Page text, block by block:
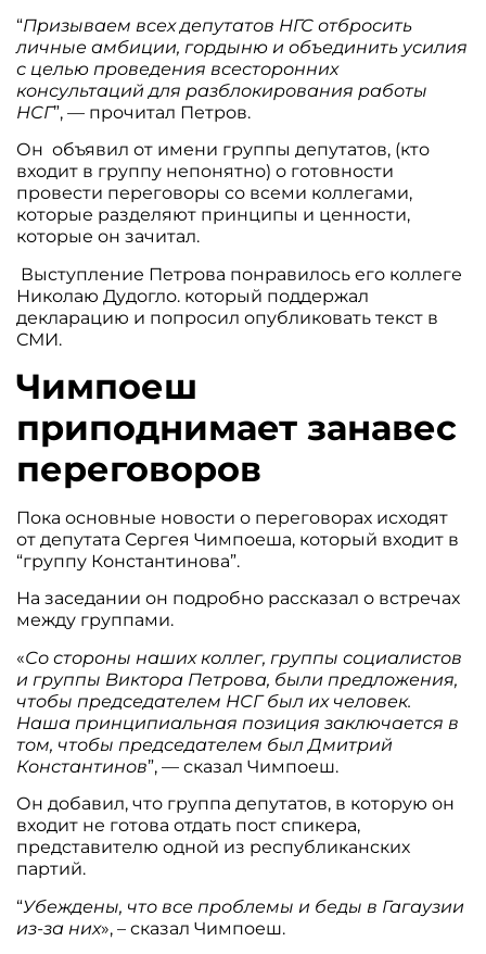
“Призываем всех депутатов НГС отбросить
личные амбиции, гордыню и объединить усилия
с целью проведения всесторонних
консультаций для разблокирования работы
НСГ”, — прочитал Петров.
Он объявил от имени группы депутатов, (кто
входит в группу непонятно) о готовности
провести переговоры со всеми коллегами,
которые разделяют принципы и ценности,
которые он зачитал.
Выступление Петрова понравилось его коллеге
Николаю Дудогло. который поддержал
декларацию и попросил опубликовать текст в
СМИ.
Чимпоеш
приподнимает занавес
переговоров
Пока основные новости о переговорах исходят
от депутата Сергея Чимпоеша, который входит в
“группу Константинова”.
На заседании он подробно рассказал о встречах
между группами.
«Со стороны наших коллег, группы социалистов
и группы Виктора Петрова, были предложения,
чтобы председателем НСГ был их человек.
Наша принципиальная позиция заключается в
том, чтобы председателем был Дмитрий
Константинов”, — сказал Чимпоеш.
Он добавил, что группа депутатов, в которую он
входит не готова отдать пост спикера,
представителю одной из республиканских
партий.
“Убеждены, что все проблемы и беды в Гагаузии
из-за них», – сказал Чимпоеш.